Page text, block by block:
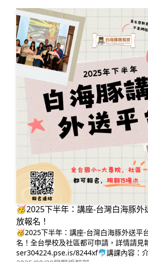
🥳2025下半年：講座-台灣白海豚外
放報名！
🥳2025下半年：講座-台灣白海豚外送平
名！全台學校及社區都可申請，詳情請
ser304224.pse.is/8244xf🐬講課內容：